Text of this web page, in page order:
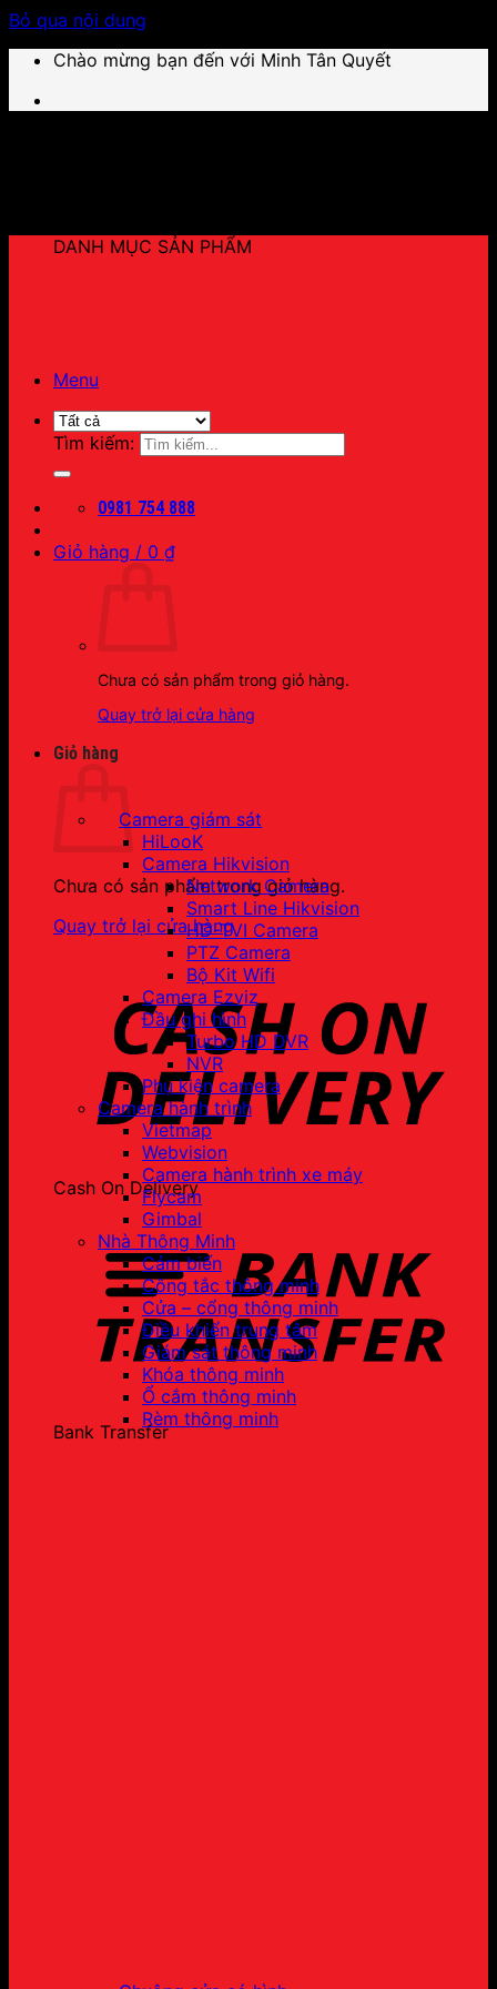
Bỏ qua nội dung
Chào mừng bạn đến với Minh Tân Quyết
Menu
Tìm kiếm:
0981 754 888
Giỏ hàng / 0 ₫
Chưa có sản phẩm trong giỏ hàng.
Quay trở lại cửa hàng
Giỏ hàng
Chưa có sản phẩm trong giỏ hàng.
Quay trở lại cửa hàng
Cash On Delivery
Bank Transfer
DANH MỤC SẢN PHẨM
Camera giám sát
HiLooK
Camera Hikvision
Network Camera
Smart Line Hikvision
HD-TVI Camera
PTZ Camera
Bộ Kit Wifi
Camera Ezviz
Đầu ghi hình
Turbo HD DVR
NVR
Phụ kiện camera
Camera hành trình
Vietmap
Webvision
Camera hành trình xe máy
Flycam
Gimbal
Nhà Thông Minh
Cảm biến
Công tắc thông minh
Cửa – cổng thông minh
Điều khiển trung tâm
Giám sát thông minh
Khóa thông minh
Ổ cắm thông minh
Rèm thông minh